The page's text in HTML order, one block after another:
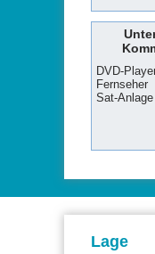
DVD-
Fernseher
Sat-Anlage
Lage